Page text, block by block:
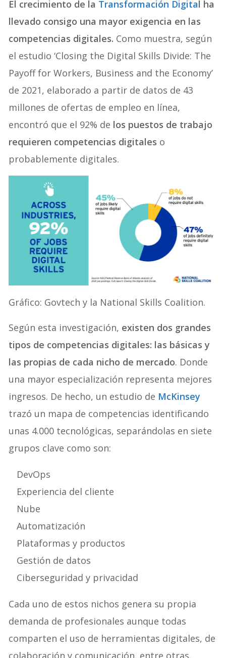
El crecimiento de la Transformación Digital ha
llevado consigo una mayor exigencia en las
competencias digitales. Como muestra, según
el estudio ‘Closing the Digital Skills Divide: The
Payoff for Workers, Business and the Economy’
de 2021, elaborado a partir de datos de 43
millones de ofertas de empleo en línea,
encontró que el 92% de los puestos de trabajo
requieren competencias digitales o
probablemente digitales.
Gráfico: Govtech y la National Skills Coalition.
Según esta investigación, existen dos grandes
tipos de competencias digitales: las básicas y
las propias de cada nicho de mercado. Donde
una mayor especialización representa mejores
ingresos. De hecho, un estudio de McKinsey
trazó un mapa de competencias identificando
unas 4.000 tecnológicas, separándolas en siete
grupos clave como son:
DevOps
Experiencia del cliente
Nube
Automatización
Plataformas y productos
Gestión de datos
Ciberseguridad y privacidad
Cada uno de estos nichos genera su propia
demanda de profesionales aunque todas
comparten el uso de herramientas digitales, de